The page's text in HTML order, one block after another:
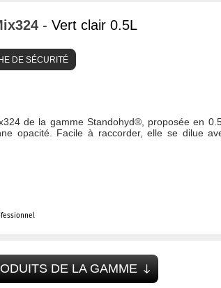
- Vert clair 0.5L
DE SÉCURITÉ
de la gamme Standohyd®, proposée en
opacité. Facile à raccorder, elle se dilue
DE LA GAMME